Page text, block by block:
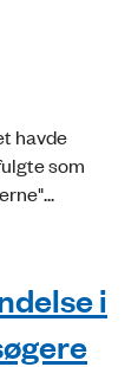
havde
som
i